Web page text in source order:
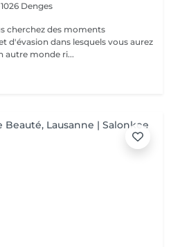
Denges
d'évasion dans lesquels vous aurez
autre monde ri...